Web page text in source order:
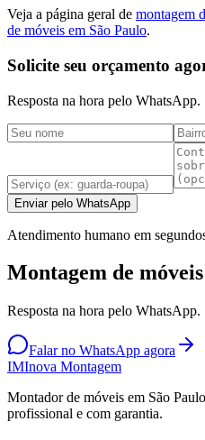
Veja a página geral de montagem
de móveis em São Paulo.
Solicite seu orçamento
Resposta na hora pelo WhatsApp.
Enviar pelo WhatsApp
Atendimento humano em
Montagem de
Resposta na hora pelo WhatsApp.
Falar no WhatsApp agora
IMInova Montagem
Montador de móveis em São
profissional e com garantia.